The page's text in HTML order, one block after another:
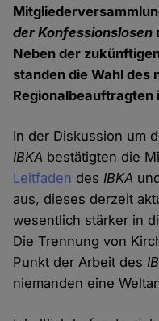
der Konfessionslosen
Neben der
standen die Wahl des
Regionalbeauftragten
In der Diskussion um
IBKA bestätigten die
Leitfaden desIBKA
aus, dieses derzeit
wesentlich stärker in
Die Trennung von
Punkt der Arbeit des
niemanden eine